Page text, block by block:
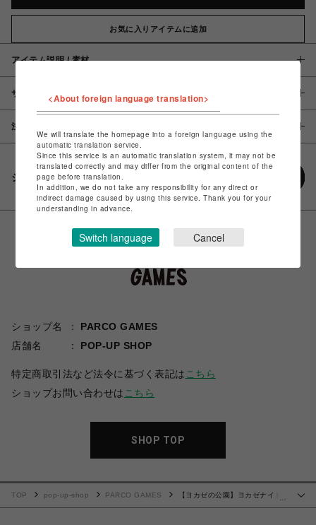
お気に入りアイテムに追加
アイテム説明 / 素材
サイズ
注意事項
シェアする
ショップ名
PARCO GAMES
店舗名
POP-UP SHOP
特定商取引法など法令に基づく表記は こちら
ショップお問い合わせは こちら
SHOP TOP
…
TOP pop-up-shop PARCO GAMES
【ヨカゼの公園】ヨカゼナイト
<About foreign language translation>
We will translate the homepage into a foreign language using the
automatic translation service.
Since this service is an automatic translation system, it may not be
translated correctly and may differ from the original content of the
page before translation.
In addition, we do not take any responsibility for any direct or
indirect damage caused by using this service. Thank you for your
understanding in advance.
Switch language Cancel